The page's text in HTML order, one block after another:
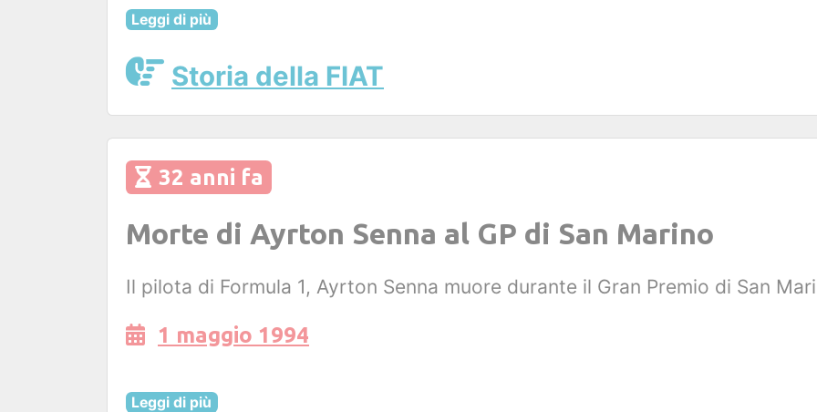
Leggi di più
Storia della FIAT
32 anni fa
Morte di Ayrton Senna al GP di San Marino
Il pilota di Formula 1, Ayrton Senna muore durante il Gran Premio di San
1 maggio 1994
Leggi di più